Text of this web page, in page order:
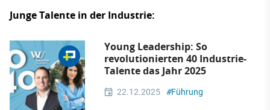
Junge Talente in der Industrie:
Young Leadership: So
revolutionierten 40 Industrie-
Talente das Jahr 2025
22.12.2025 #Führung